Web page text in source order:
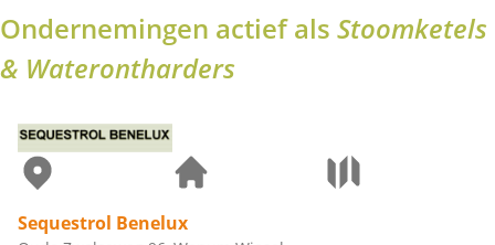
Ondernemingen actief als Stoomketels
& Waterontharders
Sequestrol Benelux